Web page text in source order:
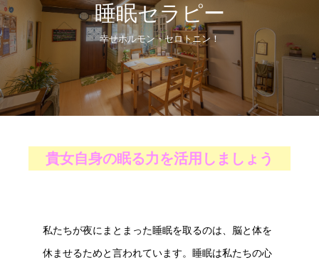
睡眠セラピー
幸せホルモン・セロトニン！
貴女自身の眠る力を活用しましょう
私たちが夜にまとまった睡眠を取るのは、脳と体を
休ませるためと言われています。睡眠は私たちの心